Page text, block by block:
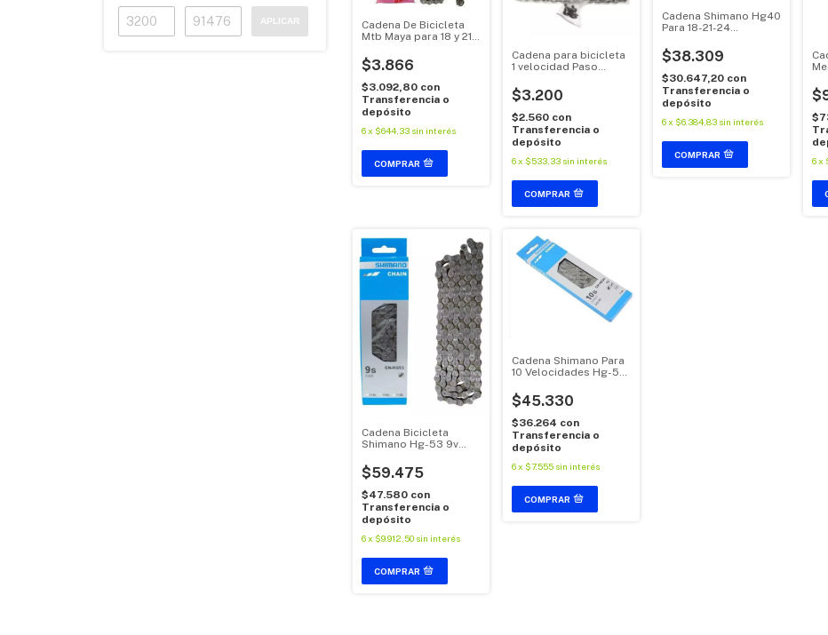
APLICAR
Cadena De Bicicleta
Mtb Maya para 18 y 21
$3.866
$3.092,80 con
Transferencia o
depósito
6x $644,33 sin interés
Cadena para bicicleta
1 velocidad Paso
$3.200
$2.560 con
Transferencia o
depósito
6x $533,33 sin interés
Cadena Shimano Hg40
Para 18-21-24
$38.309
$30.647,20 con
Transferencia o
depósito
6x $6.384,83 sin interés
6x
Cadena Bicicleta
Shimano Hg-53 9v
$59.475
$47.580 con
Transferencia o
depósito
6x $9.912,50 sin interés
Cadena Shimano Para
10 Velocidades Hg-54
$45.330
$36.264 con
Transferencia o
depósito
6x $7.555 sin interés